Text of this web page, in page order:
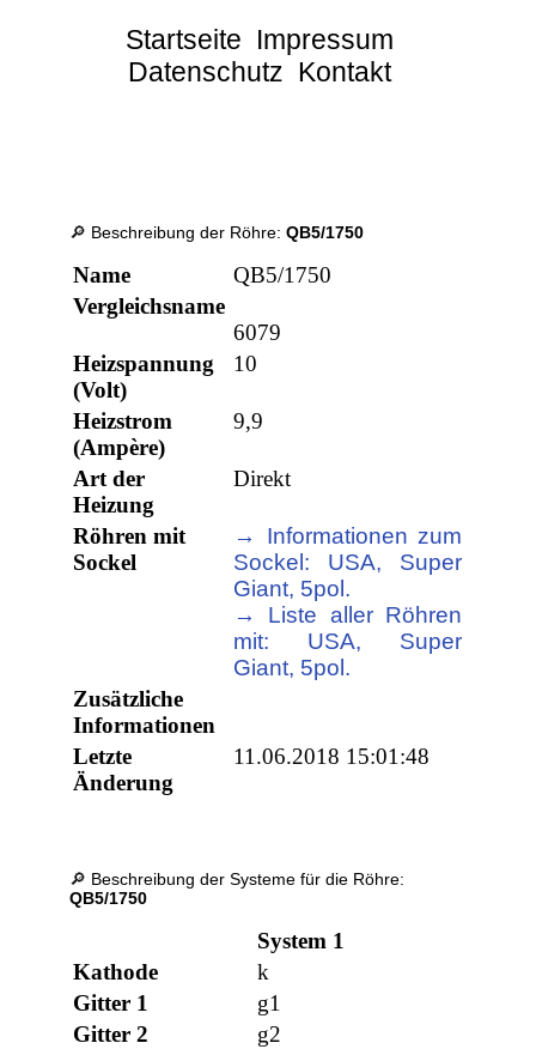
Startseite Impressum
Datenschutz Kontakt
🔎 Beschreibung der Röhre:QB5/1750
Name
QB5/1750
Vergleichsname
6079
Heizspannung
(Volt)
10
Heizstrom
(Ampère)
9,9
Art der
Heizung
Direkt
Röhren mit
Sockel
→ Informationen zum
Sockel: USA, Super
Giant, 5pol.
→ Liste aller Röhren
mit: USA, Super
Giant, 5pol.
Zusätzliche
Informationen
Letzte
Änderung
11.06.2018 15:01:48
🔎 Beschreibung der Systeme für die Röhre:
QB5/1750
System 1
Kathode
k
Gitter 1
g1
Gitter 2
g2